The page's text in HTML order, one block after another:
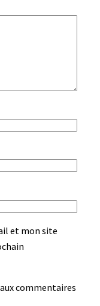
et mon site
commentaires